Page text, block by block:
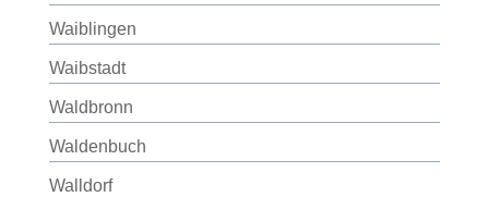
Waiblingen
Waibstadt
Waldbronn
Waldenbuch
Walldorf